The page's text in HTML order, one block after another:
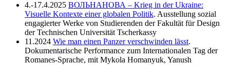
4.-17.4.2025 ВОЛЬНАНОВА – Krieg in der Ukraine:
Visuelle Kontexte einer globalen Politik. Ausstellung sozial
engagierter Werke von Studierenden der Fakultät für Design
der Technischen Universität Tscherkassy
11.2024 Wie man einen Panzer verschwinden lässt.
Dokumentarische Performance zum Internationalen Tag der
Romanes-Sprache, mit Mykola Homanyuk, Yanush